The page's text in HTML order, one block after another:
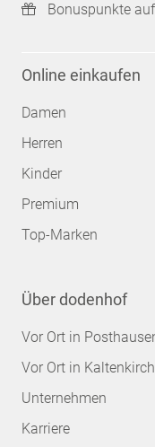
Bonuspunkte
Online einkaufen
Damen
Herren
Kinder
Premium
Top-Marken
Über dodenhof
Vor Ort in
Vor Ort in
Unternehmen
Karriere